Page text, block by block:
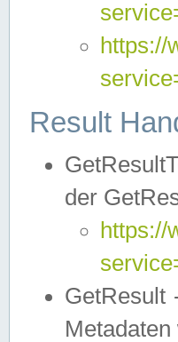
https://
Result
der
https://
GetResult